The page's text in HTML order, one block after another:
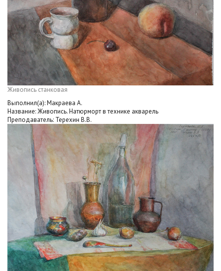
Живопись станковая
Выполнил(а): Макраева А.
Название: Живопись. Натюрморт в технике акварель
Преподаватель: Терехин В.В.